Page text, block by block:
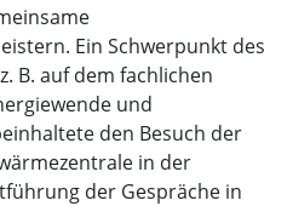
Ein Schwerpunkt des
B. auf dem fachlichen
und
den Besuch der
in der
der Gespräche in